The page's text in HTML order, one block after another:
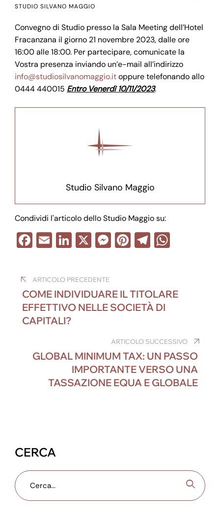
STUDIO SILVANO MAGGIO
Convegno di Studio presso la Sala Meeting dell’Hotel
Fracanzana il giorno 21 novembre 2023, dalle ore
16:00 alle 18:00. Per partecipare, comunicate la
Vostra presenza inviando un’e-mail all’indirizzo
info@studiosilvanomaggio.itoppure telefonando allo
0444 440015 Entro Venerdì 10/11/2023.
Studio Silvano Maggio
Condividi l'articolo dello Studio Maggio su:
F
c
e
b
o
k
E
ail
Li
k
e
dI
X M
e
n
er
Pi
e
st
T
gr
a
s
A
p
articoli
ARTICOLO PRECEDENTE
COME INDIVIDUARE IL TITOLARE
EFFETTIVO NELLE SOCIETÀ DI
CAPITALI?
ARTICOLO SUCCESSIVO
GLOBAL MINIMUM TAX: UN PASSO
IMPORTANTE VERSO UNA
TASSAZIONE EQUA E GLOBALE
CERCA